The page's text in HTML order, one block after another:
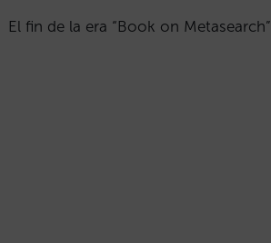
El fin de la era “Book on Metasearch”